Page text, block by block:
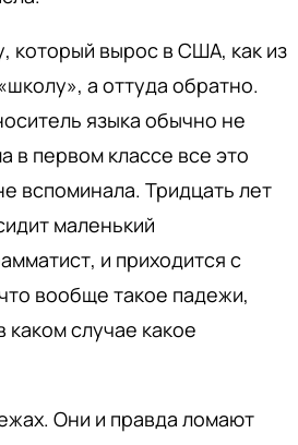
который вырос в США, как из
а оттуда обратно.
языка обычно не
в первом классе все это
вспоминала. Тридцать лет
маленький
и приходится с
вообще такое падежи,
каком случае какое
Они и правда ломают